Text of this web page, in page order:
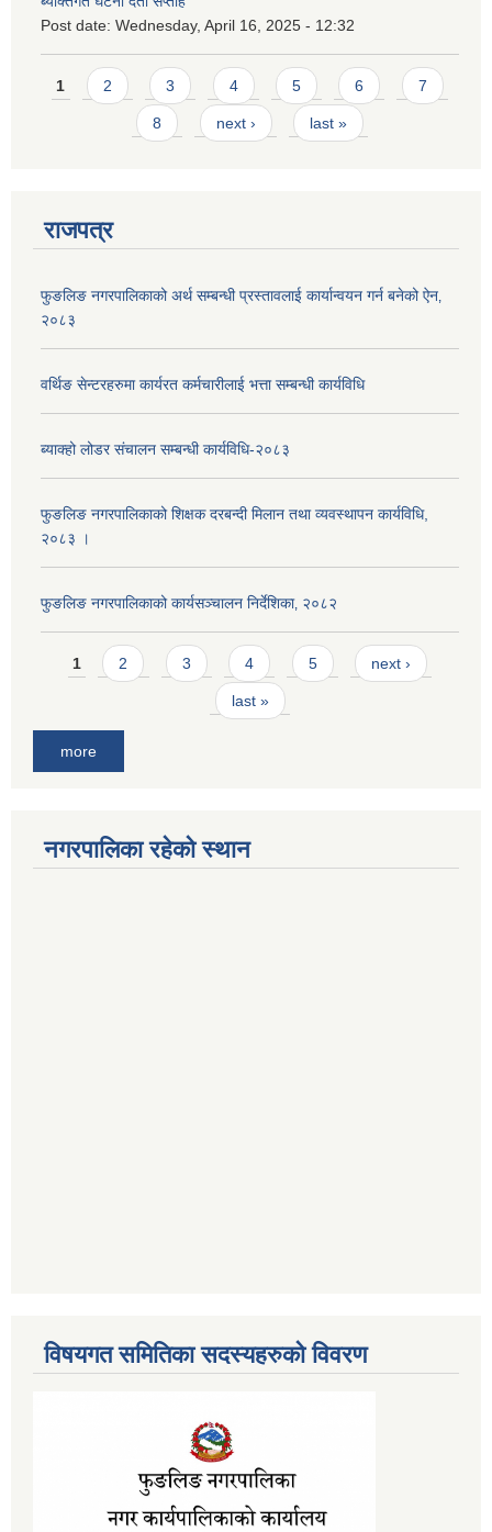
Post date: Wednesday, April 16, 2025 - 12:32
Pages
1 2 3 4 5 6 7
8 next › last »
राजपत्र
फुङलिङ नगरपालिकाको अर्थ सम्बन्धी प्रस्तावलाई कार्यान्वयन गर्न बनेको ऐन‚
२०८३
वर्थिङ सेन्टरहरुमा कार्यरत कर्मचारीलाई भत्ता सम्बन्धी कार्यविधि
ब्याक्हो लोडर संचालन सम्बन्धी कार्यविधि-२०८३
फुङलिङ नगरपालिकाको शिक्षक दरबन्दी मिलान तथा व्यवस्थापन कार्यविधि,
२०८३ ।
फुङलिङ नगरपालिकाको कार्यसञ्चालन निर्देशिका‚ २०८२
Pages
1 2 3 4 5 next ›
last »
more
नगरपालिका रहेको स्थान
विषयगत समितिका सदस्यहरुको विवरण